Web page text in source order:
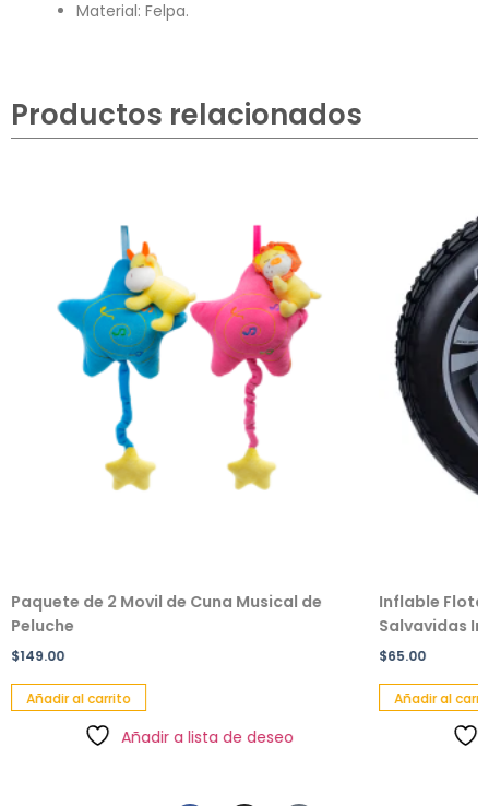
Material: Felpa.
Productos relacionados
Paquete de 2 Movil de Cuna Musical de
Peluche
$149.00
Añadir al carrito
Añadir a lista de deseo
Inflable
Salvavidas
$65.00
Añadir al